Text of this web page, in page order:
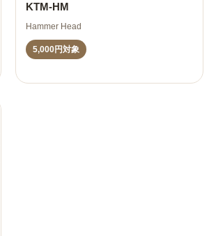
KTM-HM
Hammer Head
5,000円対象